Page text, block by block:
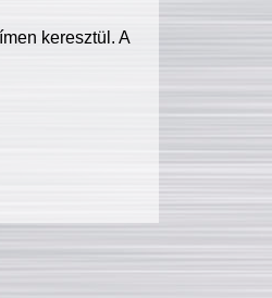
keresztül. A